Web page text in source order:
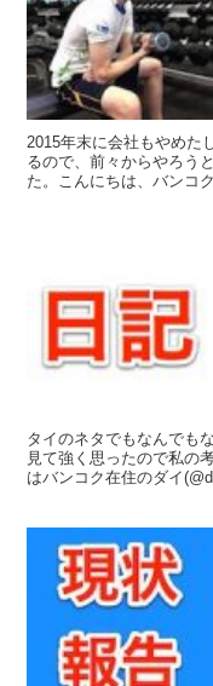
2015年末に会社もやめた
るので、前々からやろう
た。こんにちは、バンコ
時期会社が提携している
タイのネタでもなんでも
見て強く思ったので私の
はバンコク在住のダイ
アドレスが見つかりませ